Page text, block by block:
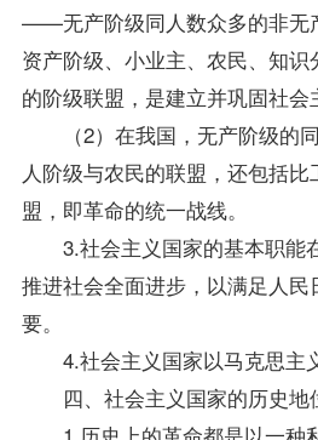
——无产阶级同人数众多的非无
资产阶级、小业主、农民、知
的阶级联盟，是建立并巩固社会
（2）在我国，无产阶级的
人阶级与农民的联盟，还包括
盟，即革命的统一战线。
3.社会主义国家的基本职能
推进社会全面进步，以满足人
要。
4.社会主义国家以马克思主
四、社会主义国家的历史地